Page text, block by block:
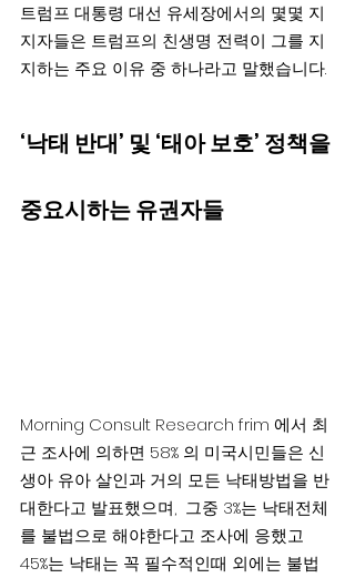
트럼프 대통령 대선 유세장에서의 몇몇 지
지자들은 트럼프의 친생명 전력이 그를 지
지하는 주요 이유 중 하나라고 말했습니다.
‘낙태 반대’ 및 ‘태아 보호’ 정책을
중요시하는 유권자들
Morning Consult Research frim 에서 최
근 조사에 의하면 58% 의 미국시민들은 신
생아 유아 살인과 거의 모든 낙태방법을 반
대한다고 발표했으며,  그중 3%는 낙태전체
를 불법으로 해야한다고 조사에 응했고
45%는 낙태는 꼭 필수적인때 외에는 불법